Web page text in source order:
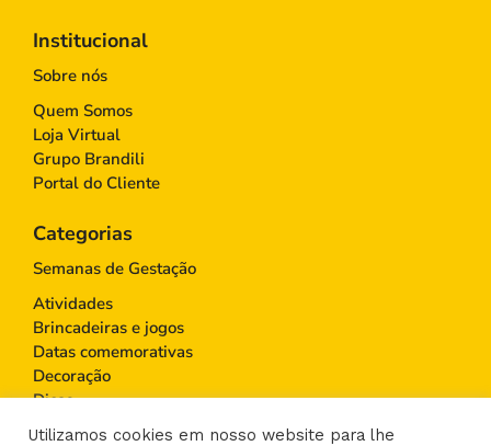
Institucional
Sobre nós
Quem Somos
Loja Virtual
Grupo Brandili
Portal do Cliente
Categorias
Semanas de Gestação
Atividades
Brincadeiras e jogos
Datas comemorativas
Decoração
Dicas
Educação Infantil
Utilizamos cookies em nosso website para lhe